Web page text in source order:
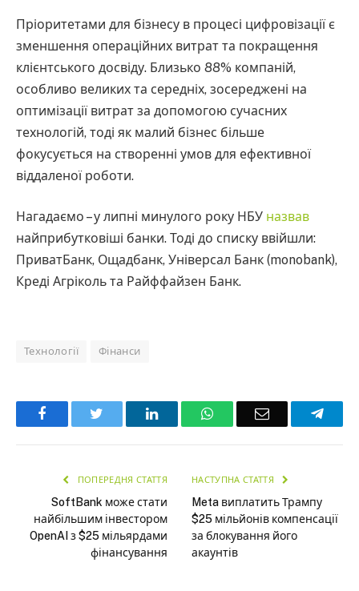
Пріоритетами для бізнесу в процесі цифровізації є
зменшення операційних витрат та покращення
клієнтського досвіду. Близько 88% компаній,
особливо великих та середніх, зосереджені на
оптимізації витрат за допомогою сучасних
технологій, тоді як малий бізнес більше
фокусується на створенні умов для ефективної
віддаленої роботи.
Нагадаємо – у липні минулого року НБУ назвав
найприбутковіші банки. Тоді до списку ввійшли:
ПриватБанк, Ощадбанк, Універсал Банк (monobank),
Креді Агріколь та Райффайзен Банк.
Технології Фінанси
Facebook LinkedInWhatsAppEmail
ПОПЕРЕДНЯ СТАТТЯ
SoftBank може стати
найбільшим інвестором
OpenAI з $25 мільярдами
фінансування
НАСТУПНА СТАТТЯ
Meta виплатить Трампу
$25 мільйонів компенсації
за блокування його
акаунтів